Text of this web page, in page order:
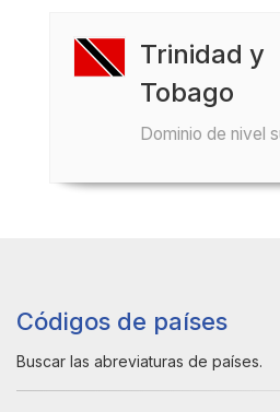
Trinidad y
Tobago
Dominio de nivel
Códigos de países
Buscar las abreviaturas de países.